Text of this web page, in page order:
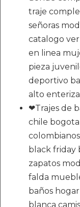
traje
señoras
catalogo
en linea
pieza
deportivo
alto
❤Trajes de
chile
black friday
zapatos
falda
baños
blanca